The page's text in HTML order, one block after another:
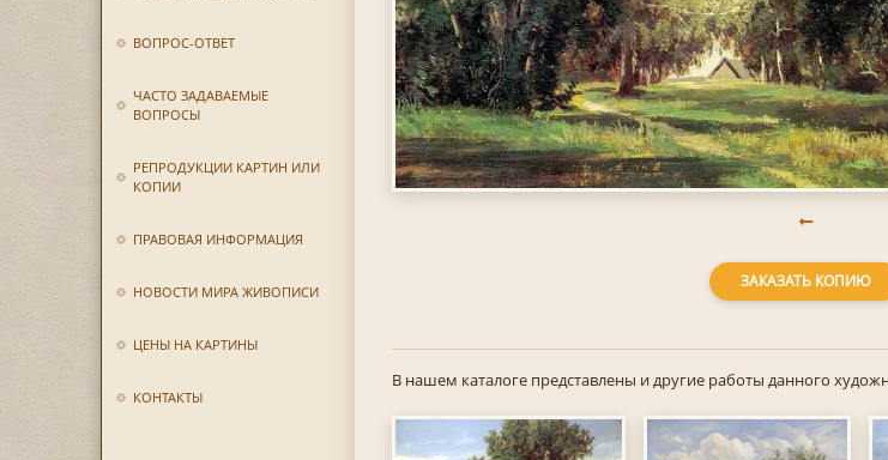
ВОПРОС-ОТВЕТ
ЧАСТО ЗАДАВАЕМЫЕ
ВОПРОСЫ
РЕПРОДУКЦИИ КАРТИН ИЛИ
КОПИИ
ПРАВОВАЯ ИНФОРМАЦИЯ
НОВОСТИ МИРА ЖИВОПИСИ
ЦЕНЫ НА КАРТИНЫ
КОНТАКТЫ
ЗАКАЗАТЬ КОПИЮ
В нашем каталоге представлены и другие работы данного